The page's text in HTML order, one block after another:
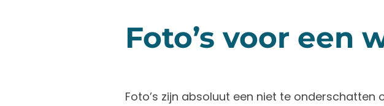
Foto’s voor een
Foto’s zijn absoluut een niet te